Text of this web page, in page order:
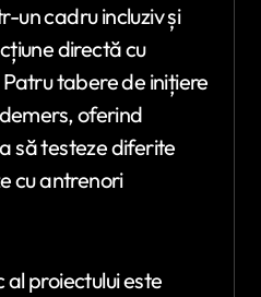
un cadru incluziv și
directă cu
tabere de inițiere
oferind
să testeze diferite
cu antrenori
proiectului este